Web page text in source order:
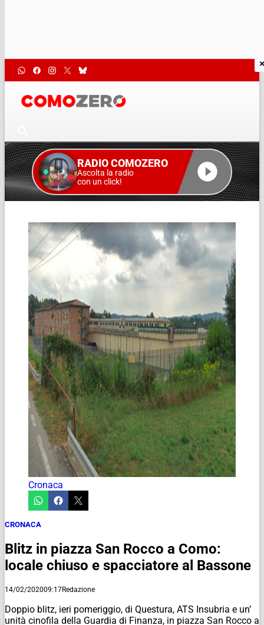
RADIO COMOZERO
Ascolta la radio
con un click!
Cronaca
CRONACA
Blitz in piazza San Rocco a Como:
locale chiuso e spacciatore al Bassone
14/02/202009:17Redazione
Doppio blitz, ieri pomeriggio, di Questura, ATS Insubria e un’
unità cinofila della Guardia di Finanza, in piazza San Rocco a